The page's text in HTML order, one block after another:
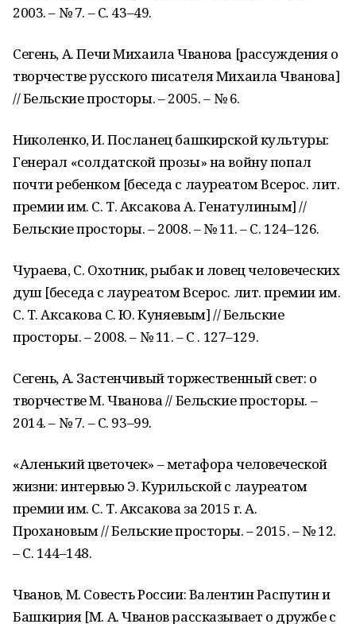
2003. – № 7. – С. 43–49.
Сегень, А. Печи Михаила Чванова [рассуждения о
творчестве русского писателя Михаила Чванова]
// Бельские просторы. – 2005. – № 6.
Николенко, И. Посланец башкирской культуры:
Генерал «солдатской прозы» на войну попал
почти ребенком [беседа с лауреатом Всерос. лит.
премии им. С. Т. Аксакова А. Генатулиным] //
Бельские просторы. – 2008. – № 11. – С. 124–126.
Чураева, С. Охотник, рыбак и ловец человеческих
душ [беседа с лауреатом Всерос. лит. премии им.
С. Т. Аксакова С. Ю. Куняевым] // Бельские
просторы. – 2008. – № 11. – С . 127–129.
Сегень, А. Застенчивый торжественный свет: о
творчестве М. Чванова // Бельские просторы. –
2014. – № 7. – С. 93–99.
«Аленький цветочек» – метафора человеческой
жизни: интервью Э. Курильской с лауреатом
премии им. С. Т. Аксакова за 2015 г. А.
Прохановым // Бельские просторы. – 2015. – № 12.
– С. 144–148.
Чванов, М. Совесть России: Валентин Распутин и
Башкирия [М. А. Чванов рассказывает о дружбе с